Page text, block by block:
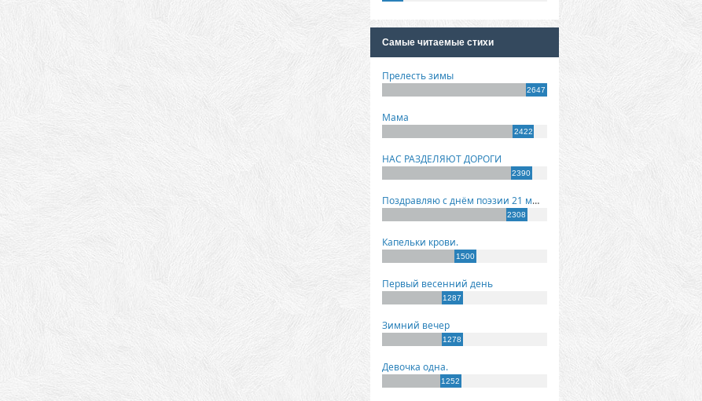
Самые читаемые стихи
Прелесть зимы
2647
Мама
2422
НАС РАЗДЕЛЯЮТ ДОРОГИ
2390
Поздравляю с днём поэзии 21 марта!
2308
Капельки крови.
1500
Первый весенний день
1287
Зимний вечер
1278
Девочка одна.
1252